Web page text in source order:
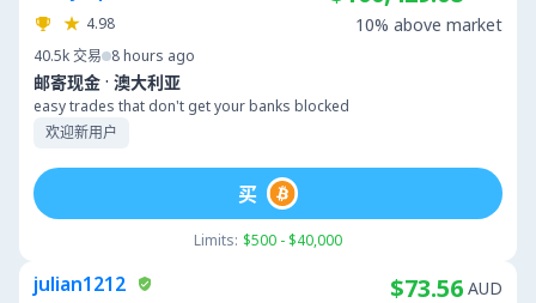
4.98
40.5k交易 8 hours ago
邮寄现金 · 澳大利亚
easy trades that don't get your banks blocked
欢迎新用户
10% above market
Limits: $500 - $40,000
买
julian1212 $73.56 AUD